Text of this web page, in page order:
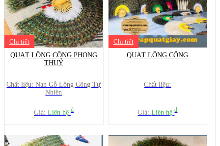
Chi tiết
QUẠT LÔNG CÔNG PHONG
THUỶ
Chất liệu: Nan Gỗ Lông Công Tự
Nhiên
Giá: Liên hệ đ
Chi tiết
QUẠT LÔNG CÔNG
Chất liệu:
Giá:Liên hệđ